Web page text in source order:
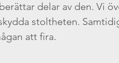
delar av den. Vi
stoltheten.
att fira.